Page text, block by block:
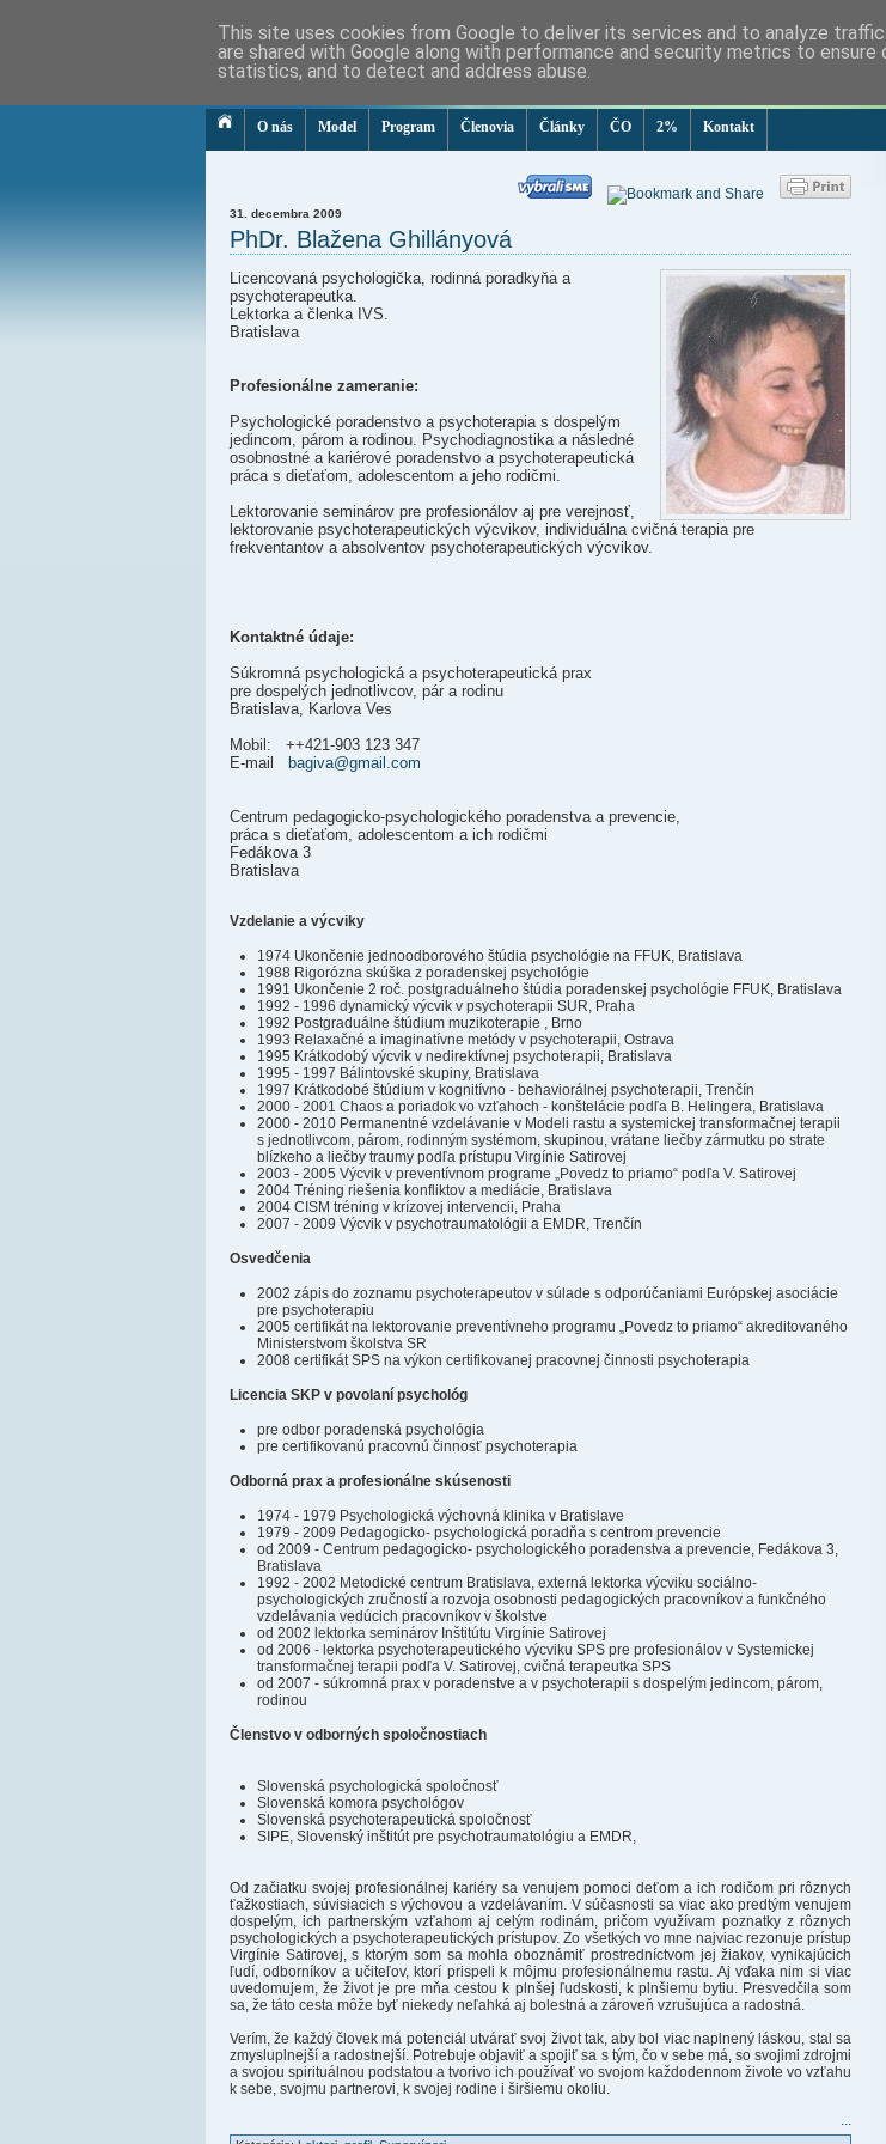
Inštitút Virginie Satirovej
O nás Model Program Členovia Články ČO 2% Kontakt
31. decembra 2009
PhDr. Blažena Ghillányová
Licencovaná psychologička, rodinná poradkyňa a
psychoterapeutka.
Lektorka a členka IVS.
Bratislava
Profesionálne zameranie:
Psychologické poradenstvo a psychoterapia s dospelým
jedincom, párom a rodinou. Psychodiagnostika a následné
osobnostné a kariérové poradenstvo a psychoterapeutická
práca s dieťaťom, adolescentom a jeho rodičmi.
Lektorovanie seminárov pre profesionálov aj pre verejnosť,
lektorovanie psychoterapeutických výcvikov, individuálna cvičná terapia pre
frekventantov a absolventov psychoterapeutických výcvikov.
Kontaktné údaje:
Súkromná psychologická a psychoterapeutická prax
pre dospelých jednotlivcov, pár a rodinu
Bratislava, Karlova Ves
Mobil: ++421-903 123 347
E-mail
bagiva@gmail.com
Centrum pedagogicko-psychologického poradenstva a prevencie,
práca s dieťaťom, adolescentom a ich rodičmi
Fedákova 3
Bratislava
Vzdelanie a výcviky
1974 Ukončenie jednoodborového štúdia psychológie na FFUK, Bratislava
1988 Rigorózna skúška z poradenskej psychológie
1991 Ukončenie 2 roč. postgraduálneho štúdia poradenskej psychológie FFUK, Bratislava
1992 - 1996 dynamický výcvik v psychoterapii SUR, Praha
1992 Postgraduálne štúdium muzikoterapie , Brno
1993 Relaxačné a imaginatívne metódy v psychoterapii, Ostrava
1995 Krátkodobý výcvik v nedirektívnej psychoterapii, Bratislava
1995 - 1997 Bálintovské skupiny, Bratislava
1997 Krátkodobé štúdium v kognitívno - behaviorálnej psychoterapii, Trenčín
2000 - 2001 Chaos a poriadok vo vzťahoch - konštelácie podľa B. Helingera, Bratislava
2000 - 2010 Permanentné vzdelávanie v Modeli rastu a systemickej transformačnej terapii
s jednotlivcom, párom, rodinným systémom, skupinou, vrátane liečby zármutku po strate
blízkeho a liečby traumy podľa prístupu Virgínie Satirovej
2003 - 2005 Výcvik v preventívnom programe „Povedz to priamo“ podľa V. Satirovej
2004 Tréning riešenia konfliktov a mediácie, Bratislava
2004 CISM tréning v krízovej intervencii, Praha
2007 - 2009 Výcvik v psychotraumatológii a EMDR, Trenčín
Osvedčenia
2002 zápis do zoznamu psychoterapeutov v súlade s odporúčaniami Európskej asociácie
pre psychoterapiu
2005 certifikát na lektorovanie preventívneho programu „Povedz to priamo“ akreditovaného
Ministerstvom školstva SR
2008 certifikát SPS na výkon certifikovanej pracovnej činnosti psychoterapia
Licencia SKP v povolaní psychológ
pre odbor poradenská psychológia
pre certifikovanú pracovnú činnosť psychoterapia
Odborná prax a profesionálne skúsenosti
1974 - 1979 Psychologická výchovná klinika v Bratislave
1979 - 2009 Pedagogicko- psychologická poradňa s centrom prevencie
od 2009 - Centrum pedagogicko- psychologického poradenstva a prevencie, Fedákova 3,
Bratislava
1992 - 2002 Metodické centrum Bratislava, externá lektorka výcviku sociálno-
psychologických zručností a rozvoja osobnosti pedagogických pracovníkov a funkčného
vzdelávania vedúcich pracovníkov v školstve
od 2002 lektorka seminárov Inštitútu Virgínie Satirovej
od 2006 - lektorka psychoterapeutického výcviku SPS pre profesionálov v Systemickej
transformačnej terapii podľa V. Satirovej, cvičná terapeutka SPS
od 2007 - súkromná prax v poradenstve a v psychoterapii s dospelým jedincom, párom,
rodinou
Členstvo v odborných spoločnostiach
Slovenská psychologická spoločnosť
Slovenská komora psychológov
Slovenská psychoterapeutická spoločnosť
SIPE, Slovenský inštitút pre psychotraumatológiu a EMDR,
Od začiatku svojej profesionálnej kariéry sa venujem pomoci deťom a ich rodičom pri rôznych
ťažkostiach, súvisiacich s výchovou a vzdelávaním. V súčasnosti sa viac ako predtým venujem
dospelým, ich partnerským vzťahom aj celým rodinám, pričom využívam poznatky z rôznych
psychologických a psychoterapeutických prístupov. Zo všetkých vo mne najviac rezonuje prístup
Virgínie Satirovej, s ktorým som sa mohla oboznámiť prostredníctvom jej žiakov, vynikajúcich
ľudí, odborníkov a učiteľov, ktorí prispeli k môjmu profesionálnemu rastu. Aj vďaka nim si viac
uvedomujem, že život je pre mňa cestou k plnšej ľudskosti, k plnšiemu bytiu. Presvedčila som
sa, že táto cesta môže byť niekedy neľahká aj bolestná a zároveň vzrušujúca a radostná.
Verím, že každý človek má potenciál utvárať svoj život tak, aby bol viac naplnený láskou, stal sa
zmysluplnejší a radostnejší. Potrebuje objaviť a spojiť sa s tým, čo v sebe má, so svojimi zdrojmi
a svojou spirituálnou podstatou a tvorivo ich používať vo svojom každodennom živote vo vzťahu
k sebe, svojmu partnerovi, k svojej rodine i širšiemu okoliu.
...
This site uses cookies from Google to deliver its services and to analyze
are shared with Google along with performance and security metrics to
statistics, and to detect and address abuse.